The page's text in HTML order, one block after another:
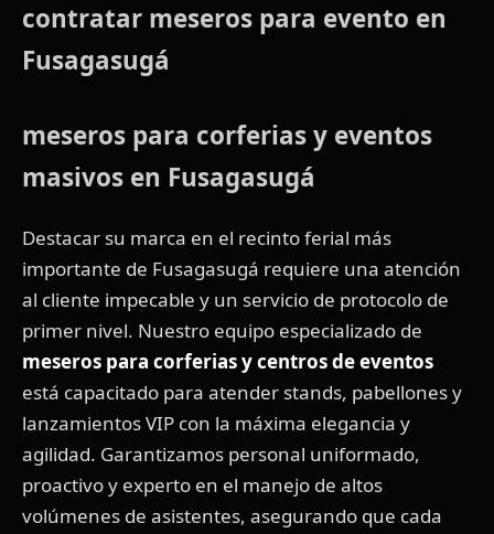
contratar meseros para evento en
Fusagasugá
meseros para corferias y eventos
masivos en Fusagasugá
Destacar su marca en el recinto ferial más
importante de Fusagasugá requiere una atención
al cliente impecable y un servicio de protocolo de
primer nivel. Nuestro equipo especializado de
meseros para corferias y centros de eventos
está capacitado para atender stands, pabellones y
lanzamientos VIP con la máxima elegancia y
agilidad. Garantizamos personal uniformado,
proactivo y experto en el manejo de altos
volúmenes de asistentes, asegurando que cada